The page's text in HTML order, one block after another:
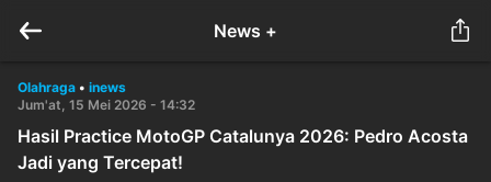
News +
Olahraga • inews
Jum'at, 15 Mei 2026 - 14:32
Hasil Practice MotoGP Catalunya 2026: Pedro Acosta
Jadi yang Tercepat!